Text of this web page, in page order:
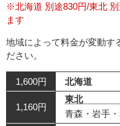
※北海道 別途830円/東北
ます
地域によって料金が変動す
ださい。
1,600円 北海道
1,160円
東北
青森・岩手